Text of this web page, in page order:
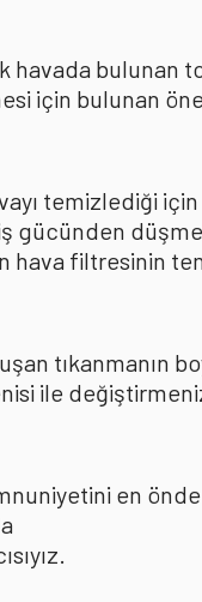
havada bulunan
için bulunan
temizlediği
gücünden
hava filtresinin
tıkanmanın
ile
en